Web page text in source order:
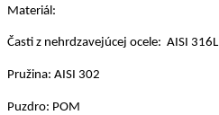
Materiál:
Časti z nehrdzavejúcej ocele: AISI 316L
Pružina: AISI 302
Puzdro: POM